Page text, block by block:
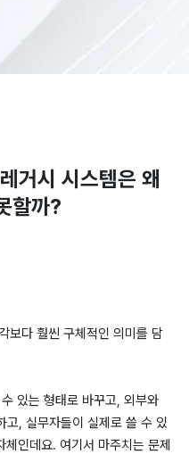
거시 시스템은 왜
할까?
보다 훨씬 구체적인 의미를 담
있는 형태로 바꾸고, 외부와
고, 실무자들이 실제로 쓸 수 있
인데요. 여기서 마주치는 문제